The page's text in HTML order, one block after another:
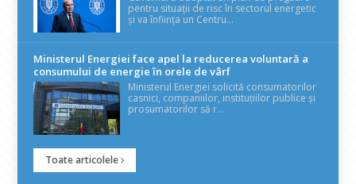
pentru situații de risc în sectorul energetic
și va înființa un Centru...
Ministerul Energiei face apel la reducerea voluntară a
consumului de energie în orele de vârf
Ministerul Energiei solicită consumatorilor
casnici, companiilor, instituțiilor publice și
prosumatorilor să r...
Toate articolele